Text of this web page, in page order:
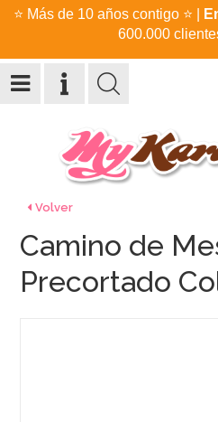
⭐ Más de 10 años contigo ⭐
600.000
Volver
Camino de
Precortado